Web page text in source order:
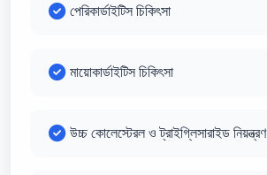
পেরিকার্ডাইটিস চিকিৎসা
মায়োকার্ডাইটিস চিকিৎসা
উচ্চ কোলেস্টেরল ও ট্রাইগ্লিসারাইড নিয়ন্ত্রণ